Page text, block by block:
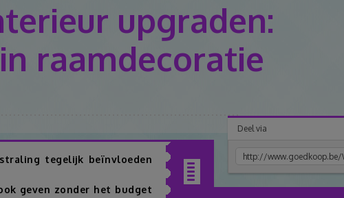
upgraden:
raamdecoratie
Inhoudsopgave
tegelijk beïnvloeden
geven zonder het budget
Deel via